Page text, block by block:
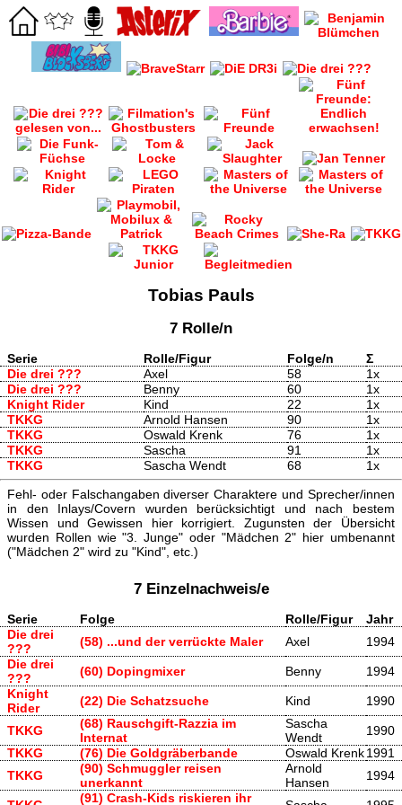
Tobias Pauls
7 Rolle/n
Serie Rolle/Figur Folge/n
Σ
Die drei ???
Axel 58
1x
Die drei ???
Benny 60
1x
Knight Rider
Kind 22
1x
TKKG
Arnold Hansen 90
1x
TKKG
Oswald Krenk 76
1x
TKKG
Sascha 91
1x
TKKG
Sascha Wendt 68 1x
Fehl- oder Falschangaben diverser Charaktere und Sprecher/innen
in den Inlays/Covern wurden berücksichtigt und nach bestem
Wissen und Gewissen hier korrigiert. Zugunsten der Übersicht
wurden Rollen wie "3. Junge" oder "Mädchen 2" hier umbenannt
("Mädchen 2" wird zu "Kind", etc.)
7 Einzelnachweis/e
Serie Folge Rolle/Figur
Jahr
Die drei
???
(58) ...und der verrückte Maler Axel
1994
Die drei
???
(60) Dopingmixer Benny
1994
Knight
Rider
(22) Die Schatzsuche Kind 1990
TKKG
(68) Rauschgift-Razzia im
Internat
Sascha
Wendt
1990
TKKG
(76) Die Goldgräberbande Oswald Krenk1991
TKKG
(90) Schmuggler reisen
unerkannt
Arnold
Hansen
1994
(91) Crash-Kids riskieren ihr